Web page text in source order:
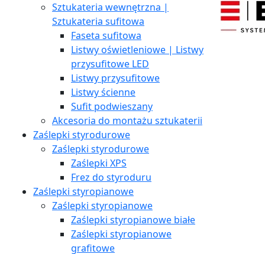
Sztukateria wewnętrzna |
Sztukateria sufitowa
Faseta sufitowa
Listwy oświetleniowe | Listwy
przysufitowe LED
Listwy przysufitowe
Listwy ścienne
Sufit podwieszany
Akcesoria do montażu sztukaterii
Zaślepki styrodurowe
Zaślepki styrodurowe
Zaślepki XPS
Frez do styroduru
Zaślepki styropianowe
Zaślepki styropianowe
Zaślepki styropianowe białe
Zaślepki styropianowe
grafitowe